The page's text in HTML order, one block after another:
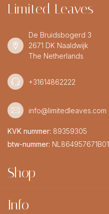
Limited Leaves
De Bruidsbogerd 3
2671 DK Naaldwijk
The Netherlands
+31614862222
info@limitedleaves.com
KVK nummer: 89359305
btw-nummer: NL864957671B01
Shop
Info